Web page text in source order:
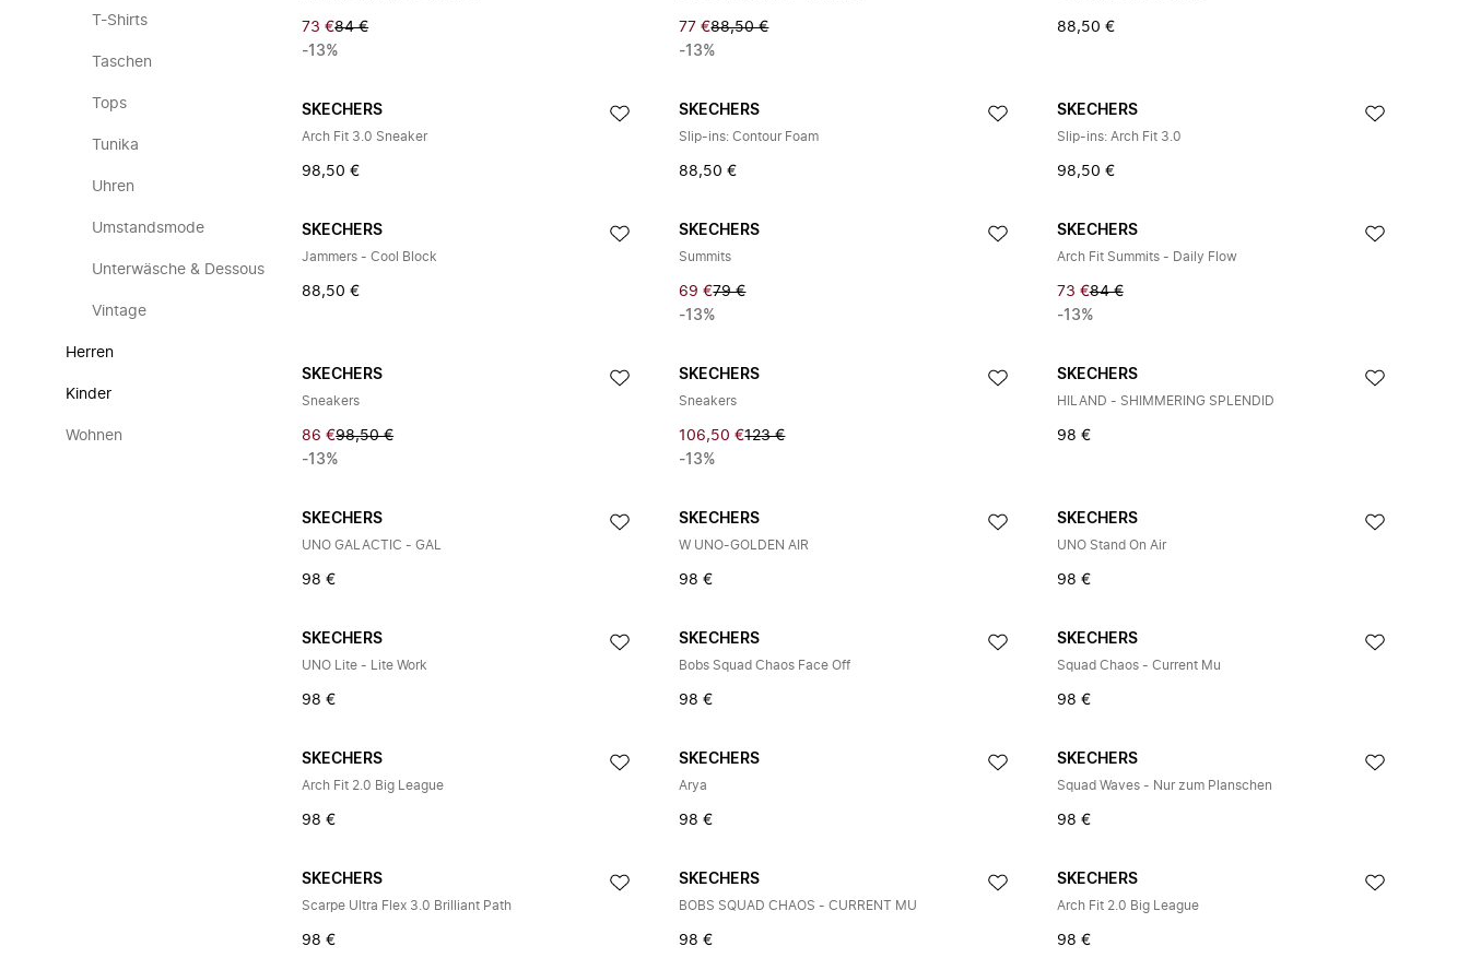
T-Shirts
Taschen
Tops
Tunika
Uhren
Umstandsmode
Unterwäsche & Dessous
Vintage
Herren
Kinder
Wohnen
73 €84 €
-13%
77 €88,50 €
-13%
88,50 €
SKECHERS
Arch Fit 3.0 Sneaker
98,50 €
SKECHERS
Slip-ins: Contour Foam
88,50 €
SKECHERS
Slip-ins: Arch Fit 3.0
98,50 €
SKECHERS
Jammers - Cool Block
88,50 €
SKECHERS
Summits
69 €79 €
-13%
SKECHERS
Arch Fit Summits - Daily Flow
73 €84 €
-13%
SKECHERS
Sneakers
86 €98,50 €
-13%
SKECHERS
Sneakers
106,50 €123 €
-13%
SKECHERS
HILAND - SHIMMERING SPLENDID
98 €
SKECHERS
UNO GALACTIC - GAL
98 €
SKECHERS
W UNO-GOLDEN AIR
98 €
SKECHERS
UNO Stand On Air
98 €
SKECHERS
UNO Lite - Lite Work
98 €
SKECHERS
Bobs Squad Chaos Face Off
98 €
SKECHERS
Squad Chaos - Current Mu
98 €
SKECHERS
Arch Fit 2.0 Big League
98 €
SKECHERS
Arya
98 €
SKECHERS
Squad Waves - Nur zum Planschen
98 €
SKECHERS
Scarpe Ultra Flex 3.0 Brilliant Path
98 €
SKECHERS
BOBS SQUAD CHAOS - CURRENT MU
98 €
SKECHERS
Arch Fit 2.0 Big League
98 €